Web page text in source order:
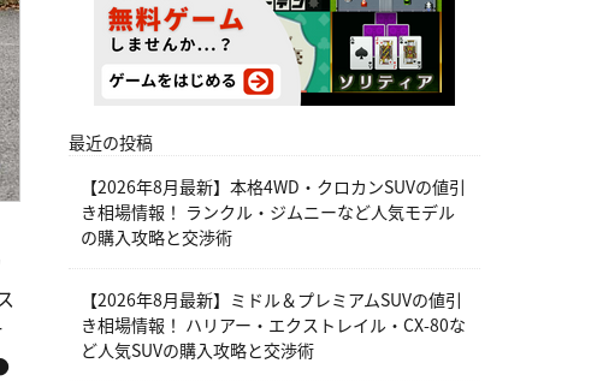
最近の投稿
【2026年8月最新】本格4WD・クロカンSUVの値引
き相場情報！ ランクル・ジムニーなど人気モデル
の購入攻略と交渉術
【2026年8月最新】ミドル＆プレミアムSUVの値引
き相場情報！ ハリアー・エクストレイル・CX-80な
ど人気SUVの購入攻略と交渉術